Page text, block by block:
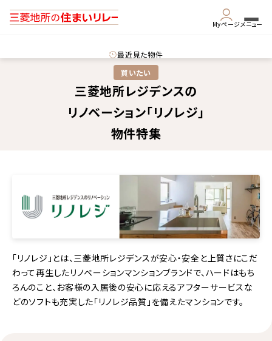
Myページメニュー
最近見た物件
買いたい
三菱地所レジデンスの
リノベーション「リノレジ」
物件特集
「リノレジ」とは、三菱地所レジデンスが安心・安全と上質さにこだ
わって再生したリノベーションマンションブランドで、ハードはもち
ろんのこと、お客様の入居後の安心に応えるアフターサービスな
どのソフトも充実した「リノレジ品質」を備えたマンションです。